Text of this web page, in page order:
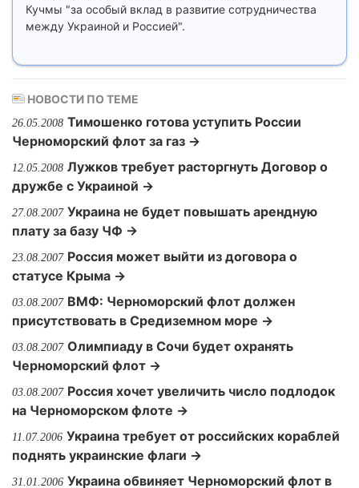
Кучмы "за особый вклад в развитие сотрудничества
между Украиной и Россией".
НОВОСТИ ПО ТЕМЕ
26.05.2008 Тимошенко готова уступить России
Черноморский флот за газ →
12.05.2008 Лужков требует расторгнуть Договор о
дружбе с Украиной →
27.08.2007 Украина не будет повышать арендную
плату за базу ЧФ →
23.08.2007 Россия может выйти из договора о
статусе Крыма →
03.08.2007 ВМФ: Черноморский флот должен
присутствовать в Средиземном море →
03.08.2007 Олимпиаду в Сочи будет охранять
Черноморский флот →
03.08.2007 Россия хочет увеличить число подлодок
на Черноморском флоте →
11.07.2006 Украина требует от российских кораблей
поднять украинские флаги →
31.01.2006 Украина обвиняет Черноморский флот в